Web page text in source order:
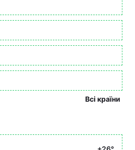
Всі країни